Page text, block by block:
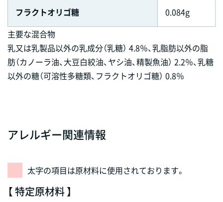
フラクトオリゴ糖
0.084g
主要な混合物
乳又は乳製品以外の乳成分（乳糖） 4.8％、乳脂肪以外の脂
肪（カノーラ油、大豆白絞油、ヤシ油、精製魚油） 2.2％、乳糖
以外の糖（可溶性多糖類、フラクトオリゴ糖） 0.8％
アレルギー関連情報
太字の項目は原材料に使用されております。
【 特定原材料 】